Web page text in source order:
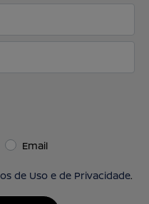
Email
de Uso e de Privacidade.